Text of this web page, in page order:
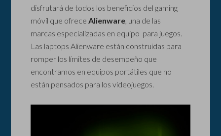
disfrutará de todos los beneficios del gaming
móvil que ofreceAlienware, una de las
marcas especializadas en equipo para juegos.
Las laptops Alienware están construidas para
romper los límites de desempeño que
encontramos en equipos portátiles que no
están pensados para los videojuegos.